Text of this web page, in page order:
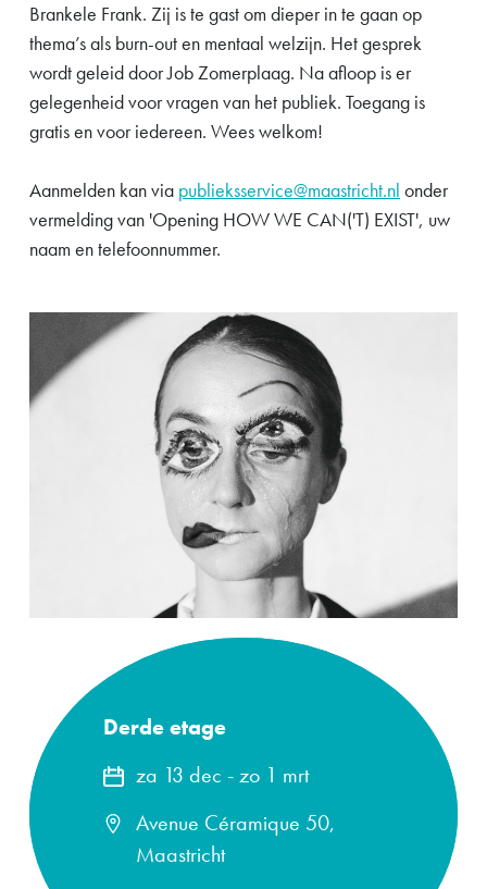
Brankele Frank. Zij is te gast om dieper in te gaan op
thema’s als burn-out en mentaal welzijn. Het gesprek
wordt geleid door Job Zomerplaag. Na afloop is er
gelegenheid voor vragen van het publiek. Toegang is
gratis en voor iedereen. Wees welkom!
Aanmelden kan via publieksservice@maastricht.nl onder
vermelding van 'Opening HOW WE CAN('T) EXIST', uw
naam en telefoonnummer.
Derde etage
za 13 dec - zo 1 mrt
Avenue Céramique 50,
Maastricht